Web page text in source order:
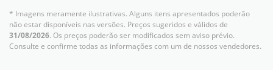
* Imagens meramente ilustrativas. Alguns itens apresentados poderão
não estar disponíveis nas versões. Preços sugeridos e válidos de
31/08/2026. Os preços poderão ser modificados sem aviso prévio.
Consulte e confirme todas as informações com um de nossos vendedores.